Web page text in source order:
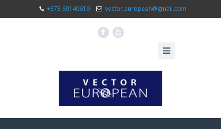
+373 69140619 vector.european@gmail.com
F X